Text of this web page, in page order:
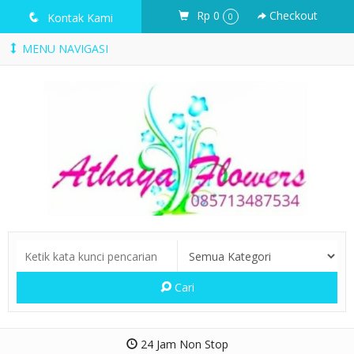
q Kontak Kami Rp 0 0 Checkout
MENU NAVIGASI
Cari
24 Jam Non Stop